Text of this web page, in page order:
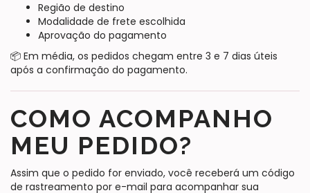
Região de destino
Modalidade de frete escolhida
Aprovação do pagamento
📦 Em média, os pedidos chegam entre 3 e 7 dias úteis
após a confirmação do pagamento.
COMO ACOMPANHO
MEU PEDIDO?
Assim que o pedido for enviado, você receberá um código
de rastreamento por e-mail para acompanhar sua